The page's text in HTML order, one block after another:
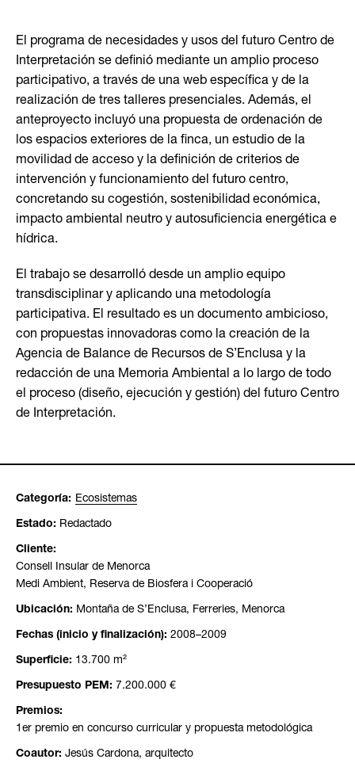
El programa de necesidades y usos del futuro Centro de
Interpretación se definió mediante un amplio proceso
participativo, a través de una web específica y de la
realización de tres talleres presenciales. Además, el
anteproyecto incluyó una propuesta de ordenación de
los espacios exteriores de la finca, un estudio de la
movilidad de acceso y la definición de criterios de
intervención y funcionamiento del futuro centro,
concretando su cogestión, sostenibilidad económica,
impacto ambiental neutro y autosuficiencia energética e
hídrica.
El trabajo se desarrolló desde un amplio equipo
transdisciplinar y aplicando una metodología
participativa. El resultado es un documento ambicioso,
con propuestas innovadoras como la creación de la
Agencia de Balance de Recursos de S’Enclusa y la
redacción de una Memoria Ambiental a lo largo de todo
el proceso (diseño, ejecución y gestión) del futuro Centro
de Interpretación.
Categoría: Ecosistemas
Estado: Redactado
Cliente:
Consell Insular de Menorca
Medi Ambient, Reserva de Biosfera i Cooperació
Ubicación: Montaña de S’Enclusa, Ferreries, Menorca
Fechas (inicio y finalización): 2008–2009
Superficie: 13.700 m²
Presupuesto PEM: 7.200.000 €
Premios:
1er premio en concurso curricular y propuesta metodológica
Coautor: Jesús Cardona, arquitecto